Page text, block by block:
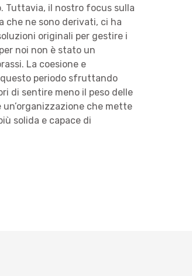
Tuttavia, il nostro focus sulla
che ne sono derivati, ci ha
originali per gestire i
noi non è stato un
La coesione e
questo periodo sfruttando
di sentire meno il peso delle
che mette
solida e capace di